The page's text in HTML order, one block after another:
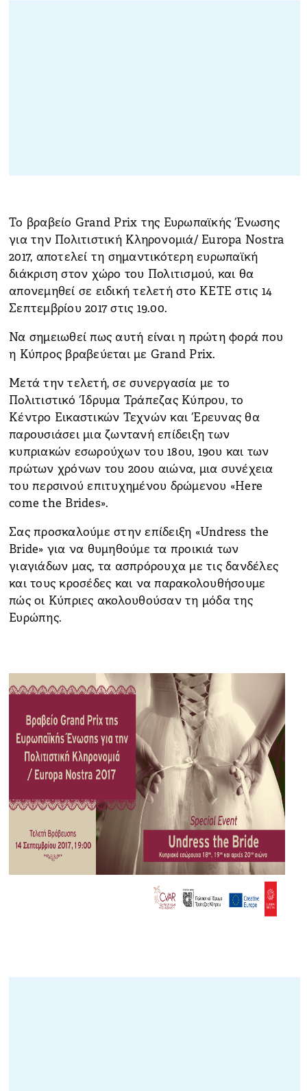
Το βραβείο Grand Prix της Ευρωπαϊκής Ένωσης
για την Πολιτιστική Κληρονοµιά/ Europa Nostra
2017, αποτελεί τη σηµαντικότερη ευρωπαϊκή
διάκριση στον χώρο του Πολιτισµού, και θα
απονεμηθεί σε ειδική τελετή στο ΚΕΤΕ στις 14
Σεπτεµβρίου 2017 στις 19.00.
Να σημειωθεί πως αυτή είναι η πρώτη φορά που
η Κύπρος βραβεύεται µε Grand Prix.
Μετά την τελετή, σε συνεργασία με το
Πολιτιστικό Ίδρυμα Τράπεζας Κύπρου, το
Κέντρο Εικαστικών Τεχνών και Έρευνας θα
παρουσιάσει μια ζωντανή επίδειξη των
κυπριακών εσωρούχων του 18ου, 19ου και των
πρώτων χρόνων του 20ου αιώνα, μια συνέχεια
του περσινού επιτυχημένου δρώμενου «Here
come the Brides».
Σας προσκαλούμε στην επίδειξη «Undress the
Bride» για να θυμηθούμε τα προικιά των
γιαγιάδων μας, τα ασπρόρουχα με τις δανδέλες
και τους κροσέδες και να παρακολουθήσουμε
πώς οι Κύπριες ακολουθούσαν τη μόδα της
Ευρώπης.